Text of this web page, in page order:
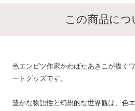
この商品につ
色エンピツ作家かわばたあきこが描く
ートグッズです。
豊かな物語性と幻想的な世界観は、色